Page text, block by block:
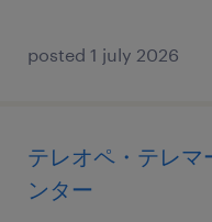
posted 1 july 2026
テレオペ・テレマ
ンター